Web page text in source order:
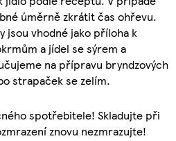
úměrně zkrátit čas ohřevu.
jsou vhodné jako příloha k
a jídel se sýrem a
na přípravu bryndzových
strapaček se zelím.
spotřebitele! Skladujte při
znovu nezmrazujte!